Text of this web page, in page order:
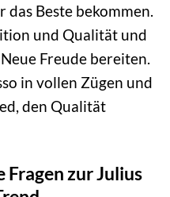
das Beste bekommen.
und Qualität und
Freude bereiten.
in vollen Zügen und
den Qualität
Fragen zur Julius